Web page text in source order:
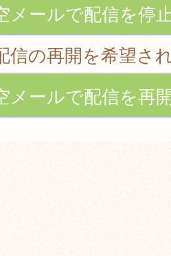
メールで配信を停
信の再開を希望さ
メールで配信を再